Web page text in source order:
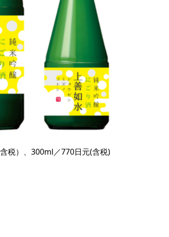
税）、300ml／770日元(含税)